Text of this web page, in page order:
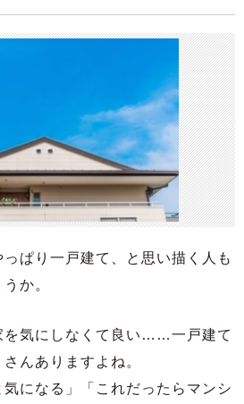
ぱり一戸建て、と思い描く人も
か。
を気にしなくて良い……一戸建て
んありますよね。
になる」「これだったらマンシ